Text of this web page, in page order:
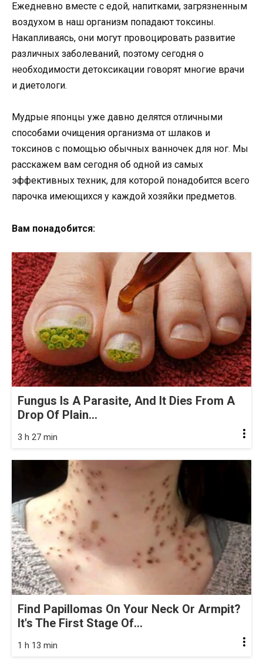
Ежедневно вместе с едой, напитками, загрязненным
воздухом в наш организм попадают токсины.
Накапливаясь, они могут провоцировать развитие
различных заболеваний, поэтому сегодня о
необходимости детоксикации говорят многие врачи
и диетологи.
Мудрые японцы уже давно делятся отличными
способами очищения организма от шлаков и
токсинов с помощью обычных ванночек для ног. Мы
расскажем вам сегодня об одной из самых
эффективных техник, для которой понадобится всего
парочка имеющихся у каждой хозяйки предметов.
Вам понадобится:
Fungus Is A Parasite, And It Dies From A
Drop Of Plain...
3 h 27 min
Find Papillomas On Your Neck Or Armpit?
It's The First Stage Of...
1 h 13 min